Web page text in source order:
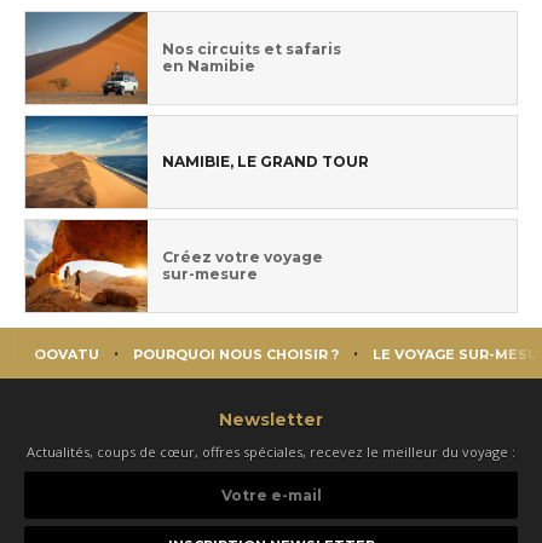
Nos circuits et safaris
en Namibie
NAMIBIE, LE GRAND TOUR
Créez votre voyage
sur-mesure
OOVATU POURQUOI NOUS CHOISIR ? LE VOYAGE SUR-
Newsletter
Actualités, coups de cœur, offres spéciales, recevez le meilleur du voyage :
e-